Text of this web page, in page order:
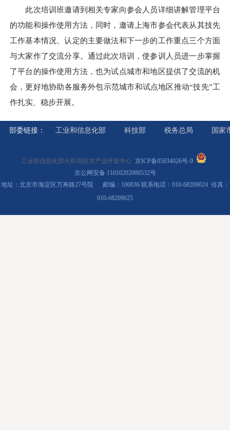
此次培训班邀请到相关专家向参会人员详细讲解管理平台
的功能和操作使用方法，同时，邀请上海市参会代表从其技先
工作基本情况、认定的主要做法和下一步的工作重点三个方面
与大家作了交流分享。通过此次培训，使参训人员进一步掌握
了平台的操作使用方法，也为试点城市和地区提供了交流的机
会，更好地协助各服务外包示范城市和试点地区推动“技先”工
作扎实、稳步开展。
部委链接： 工业和信息化部 科技部 税务总局 国家
工业和信息化部火炬高技术产业开发中心 京ICP备05034026号-9
京公网安备 11010202000532号
地址：北京市海淀区万寿路27号院 邮编：100036 联系电话：010-68209024 传真：
010-68209025